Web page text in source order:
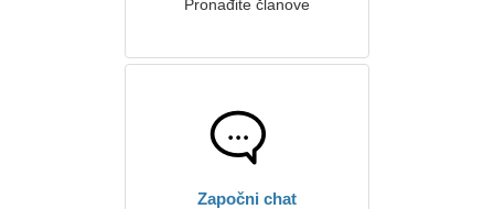
Pronađite članove
Započni chat